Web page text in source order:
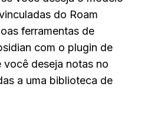
do Roam
ferramentas de
com o plugin de
deseja notas no
a uma biblioteca de